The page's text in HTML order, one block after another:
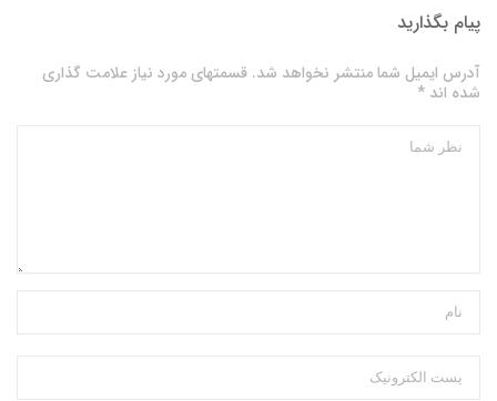
پیام بگذارید
آدرس ایمیل شما منتشر نخواهد شد. قسمتهای مورد نیاز علامت گذاری
شده اند *